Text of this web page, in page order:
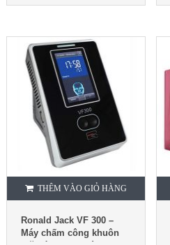
THÊM VÀO GIỎ HÀNG
Ronald Jack VF 300 –
Máy chấm công khuôn